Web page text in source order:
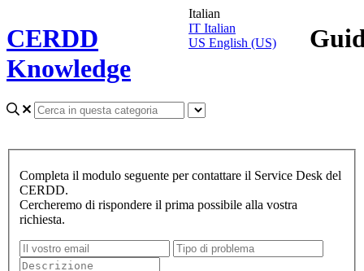
CERDD
Knowledge
Italian
IT Italian
US English (US)
Completa il modulo seguente per contattare il Service Desk del
CERDD.
Cercheremo di rispondere il prima possibile alla vostra
richiesta.